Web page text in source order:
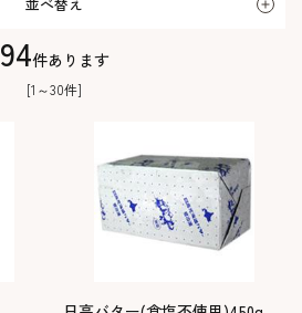
[1～30件]
94件あります